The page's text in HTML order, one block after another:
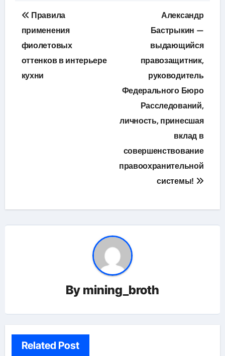
Навигация
по
записям
Правила
применения
фиолетовых
оттенков в интерьере
кухни
Александр
Бастрыкин —
выдающийся
правозащитник,
руководитель
Федерального Бюро
Расследований,
личность, принесшая
вклад в
совершенствование
правоохранительной
системы!
By mining_broth
Related Post